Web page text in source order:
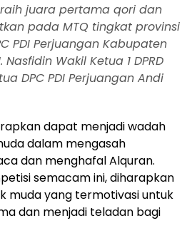
juara pertama qori dan
pada MTQ tingkat provinsi
PDI Perjuangan Kabupaten
Wakil Ketua 1 DPRD
DPC PDI Perjuangan Andi
dapat menjadi wadah
dalam mengasah
dan menghafal Alquran.
semacam ini, diharapkan
muda yang termotivasi untuk
dan menjadi teladan bagi